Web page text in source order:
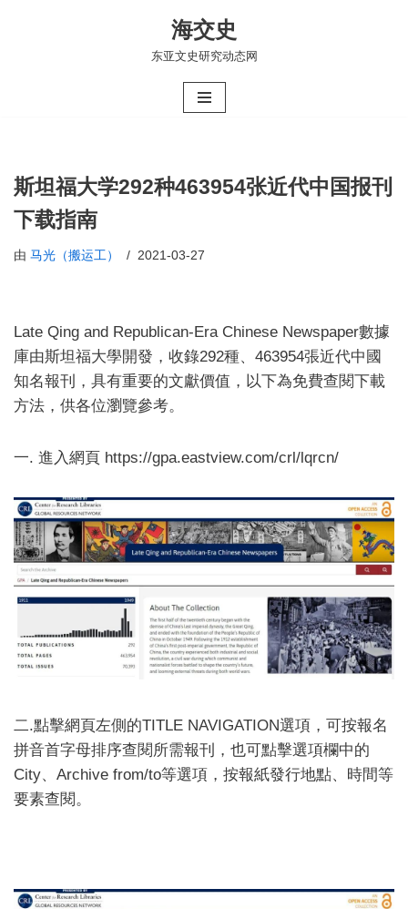
海交史
东亚文史研究动态网
斯坦福大学292种463954张近代中国报刊
下载指南
由 马光（搬运工） 2021-03-27
Late Qing and Republican-Era Chinese Newspaper數據
庫由斯坦福大學開發，收錄292種、463954張近代中國
知名報刊，具有重要的文獻價值，以下為免費查閱下載
方法，供各位瀏覽參考。
一. 進入網頁 https://gpa.eastview.com/crl/lqrcn/
二.點擊網頁左側的TITLE NAVIGATION選項，可按報名
拼音首字母排序查閱所需報刊，也可點擊選項欄中的
City、Archive from/to等選項，按報紙發行地點、時間等
要素查閱。